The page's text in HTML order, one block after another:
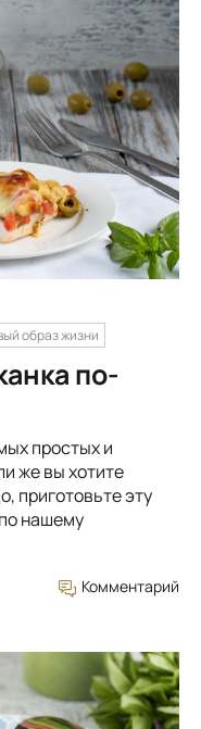
образ жизни
по-
простых и
же вы хотите
приготовьте эту
нашему
Комментарий